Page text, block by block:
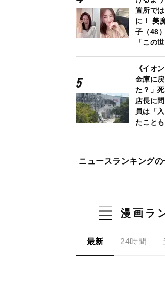
置所で
に！ 美
子（48
「この
《イオ
金庫に
た？」
店長に
員は「
たこと
ニュースランキングの
漫画ラ
最新 24時間